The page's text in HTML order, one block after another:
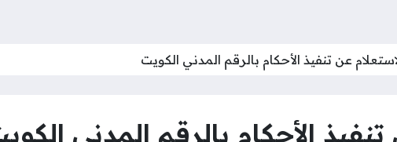
عن تنفيذ الأحكام بالرقم المدني الكويت
الأحكام بالرقم المدني